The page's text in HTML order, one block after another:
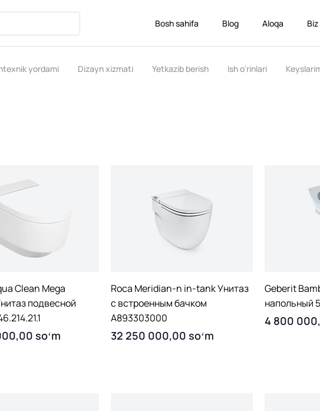
Bosh sahifa Blog Aloqa
yordami Dizayn xizmati Yetkazib berish Ish o'rinlari
Quick View
Clean Mega
подвесной
soʻm
Quick View
Roca Meridian-n in-tank Унитаз
с встроенным бачком
A893303000
Price
32 250 000,00 soʻm
Geberit
напольный
Price
4 800